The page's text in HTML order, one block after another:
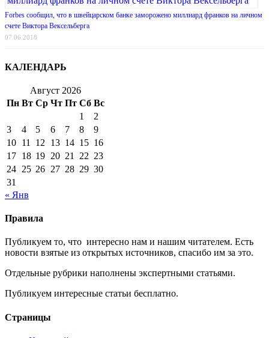
Forbes сообщил, что в швейцарском банке заморожено миллиард франков на личном
счете Виктора Вексельберга
07.06.2018
КАЛЕНДАРЬ
Август 2026
Пн Вт Ср Чт Пт Сб Вс
1
2
3
4 5 6 7 8
9
10 11 12 13 14 15 16
17 18 19 20 21 22 23
24 25 26 27 28 29 30
31
« Янв
Правила
Публикуем то, что интересно нам и нашим читателем. Есть
новости взятые из открытых источников, спасибо им за это.
Отдельные рубрики наполнены экспертными статьями.
Публикуем интересные статьи бесплатно.
Страницы